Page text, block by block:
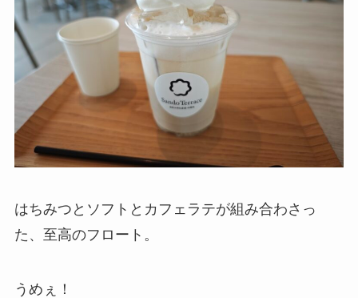
はちみつとソフトとカフェラテが組み合わさっ
た、至高のフロート。
うめぇ！